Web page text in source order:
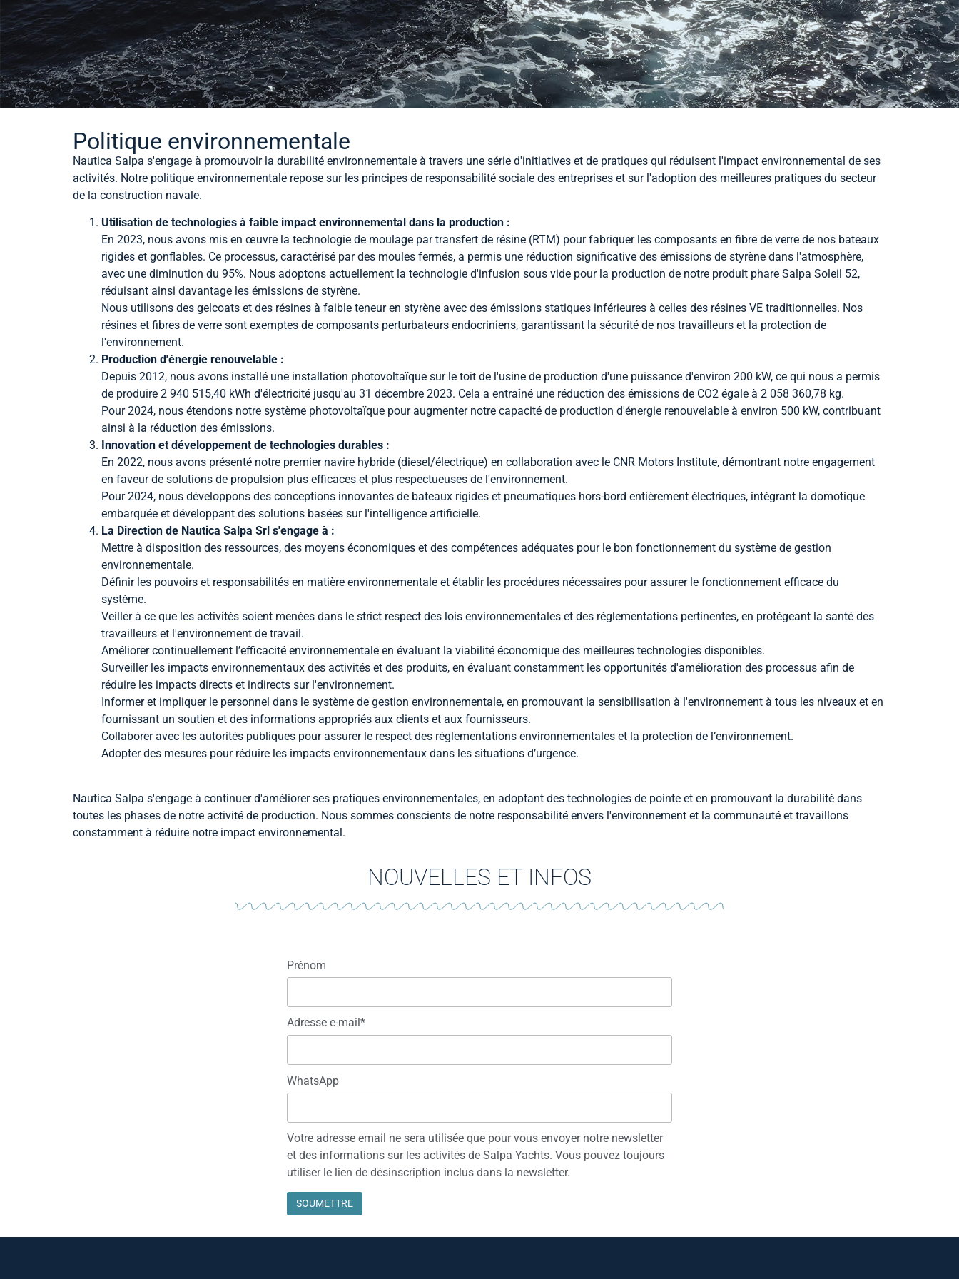
Politique environnementale
Nautica Salpa s'engage à promouvoir la durabilité environnementale à travers une série d'initiatives et de pratiques qui réduisent l'impact environnemental de ses
activités. Notre politique environnementale repose sur les principes de responsabilité sociale des entreprises et sur l'adoption des meilleures pratiques du secteur
de la construction navale.
Utilisation de technologies à faible impact environnemental dans la production :
En 2023, nous avons mis en œuvre la technologie de moulage par transfert de résine (RTM) pour fabriquer les composants en fibre de verre de nos bateaux
rigides et gonflables. Ce processus, caractérisé par des moules fermés, a permis une réduction significative des émissions de styrène dans l'atmosphère,
avec une diminution du 95%. Nous adoptons actuellement la technologie d'infusion sous vide pour la production de notre produit phare Salpa Soleil 52,
réduisant ainsi davantage les émissions de styrène.
Nous utilisons des gelcoats et des résines à faible teneur en styrène avec des émissions statiques inférieures à celles des résines VE traditionnelles. Nos
résines et fibres de verre sont exemptes de composants perturbateurs endocriniens, garantissant la sécurité de nos travailleurs et la protection de
l'environnement.
Production d'énergie renouvelable :
Depuis 2012, nous avons installé une installation photovoltaïque sur le toit de l'usine de production d'une puissance d'environ 200 kW, ce qui nous a permis
de produire 2 940 515,40 kWh d'électricité jusqu'au 31 décembre 2023. Cela a entraîné une réduction des émissions de CO2 égale à 2 058 360,78 kg.
Pour 2024, nous étendons notre système photovoltaïque pour augmenter notre capacité de production d'énergie renouvelable à environ 500 kW, contribuant
ainsi à la réduction des émissions.
Innovation et développement de technologies durables :
En 2022, nous avons présenté notre premier navire hybride (diesel/électrique) en collaboration avec le CNR Motors Institute, démontrant notre engagement
en faveur de solutions de propulsion plus efficaces et plus respectueuses de l'environnement.
Pour 2024, nous développons des conceptions innovantes de bateaux rigides et pneumatiques hors-bord entièrement électriques, intégrant la domotique
embarquée et développant des solutions basées sur l'intelligence artificielle.
La Direction de Nautica Salpa Srl s'engage à :
Mettre à disposition des ressources, des moyens économiques et des compétences adéquates pour le bon fonctionnement du système de gestion
environnementale.
Définir les pouvoirs et responsabilités en matière environnementale et établir les procédures nécessaires pour assurer le fonctionnement efficace du
système.
Veiller à ce que les activités soient menées dans le strict respect des lois environnementales et des réglementations pertinentes, en protégeant la santé des
travailleurs et l'environnement de travail.
Améliorer continuellement l’efficacité environnementale en évaluant la viabilité économique des meilleures technologies disponibles.
Surveiller les impacts environnementaux des activités et des produits, en évaluant constamment les opportunités d'amélioration des processus afin de
réduire les impacts directs et indirects sur l'environnement.
Informer et impliquer le personnel dans le système de gestion environnementale, en promouvant la sensibilisation à l'environnement à tous les niveaux et en
fournissant un soutien et des informations appropriés aux clients et aux fournisseurs.
Collaborer avec les autorités publiques pour assurer le respect des réglementations environnementales et la protection de l’environnement.
Adopter des mesures pour réduire les impacts environnementaux dans les situations d’urgence.
Nautica Salpa s'engage à continuer d'améliorer ses pratiques environnementales, en adoptant des technologies de pointe et en promouvant la durabilité dans
toutes les phases de notre activité de production. Nous sommes conscients de notre responsabilité envers l'environnement et la communauté et travaillons
constamment à réduire notre impact environnemental.
NOUVELLES ET INFOS
Prénom
Adresse e-mail*
WhatsApp
Votre adresse email ne sera utilisée que pour vous envoyer notre newsletter
et des informations sur les activités de Salpa Yachts. Vous pouvez toujours
utiliser le lien de désinscription inclus dans la newsletter.